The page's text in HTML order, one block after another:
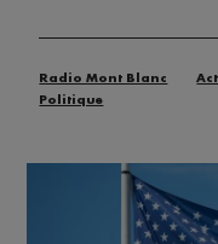
Radio Mont Blanc
Politique